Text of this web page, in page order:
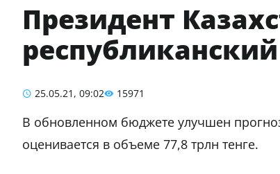
Президент
25.05.21, 09:02 15971
В обновленном бюджете улучшен
оценивается в объеме 77,8 трлн тенге.